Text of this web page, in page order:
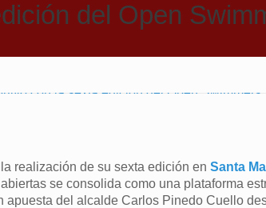
del Open
realización de su sexta edición en Santa
se consolida como una plataforma
del alcalde Carlos Pinedo Cuello